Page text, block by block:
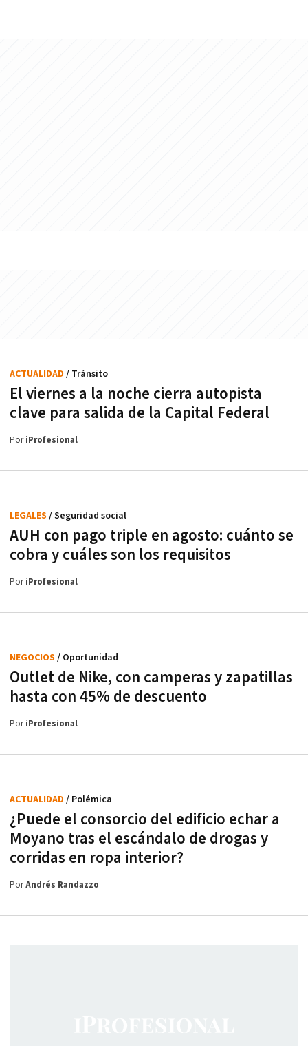
El viernes a la noche cierra autopista
clave para salida de la Capital Federal
ACTUALIDAD / Tránsito
PoriProfesional
AUH con pago triple en agosto: cuánto se
cobra y cuáles son los requisitos
LEGALES / Seguridad social
PoriProfesional
Outlet de Nike, con camperas y zapatillas
hasta con 45% de descuento
NEGOCIOS / Oportunidad
PoriProfesional
¿Puede el consorcio del edificio echar a
Moyano tras el escándalo de drogas y
corridas en ropa interior?
ACTUALIDAD / Polémica
PorAndrés Randazzo